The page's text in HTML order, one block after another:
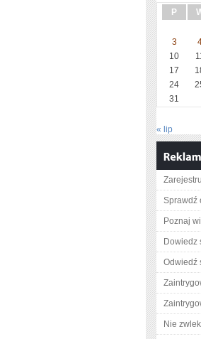
P
3
10
17
24
31
« lip
Sprawdź
Poznaj
Dowiedz
Odwiedź
Nie